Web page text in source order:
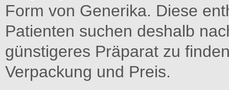
Form von Generika. Diese
Patienten suchen deshalb
günstigeres Präparat zu
Verpackung und Preis.